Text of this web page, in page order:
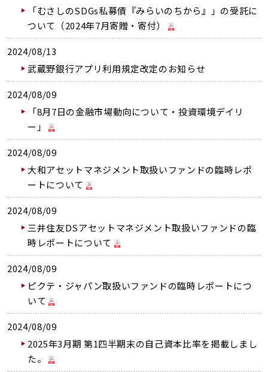
「むさしのSDGs私募債『みらいのちから』」の受託に
ついて（2024年7月寄贈・寄付）
2024/08/13
武蔵野銀行アプリ利用規定改定のお知らせ
2024/08/09
「8月7日の金融市場動向について・投資環境デイリ
ー」
2024/08/09
大和アセットマネジメント取扱いファンドの臨時レポ
ートについて
2024/08/09
三井住友DSアセットマネジメント取扱いファンドの臨
時レポートについて
2024/08/09
ピクテ・ジャパン取扱いファンドの臨時レポートにつ
いて
2024/08/09
2025年3月期 第1四半期末の自己資本比率を掲載しまし
た。